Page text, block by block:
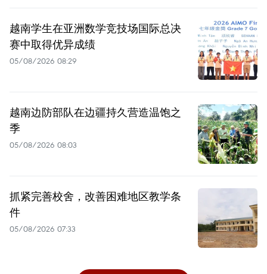
越南学生在亚洲数学竞技场国际总决
赛中取得优异成绩
05/08/2026 08:29
越南边防部队在边疆持久营造温饱之
季
05/08/2026 08:03
抓紧完善校舍，改善困难地区教学条
件
05/08/2026 07:33